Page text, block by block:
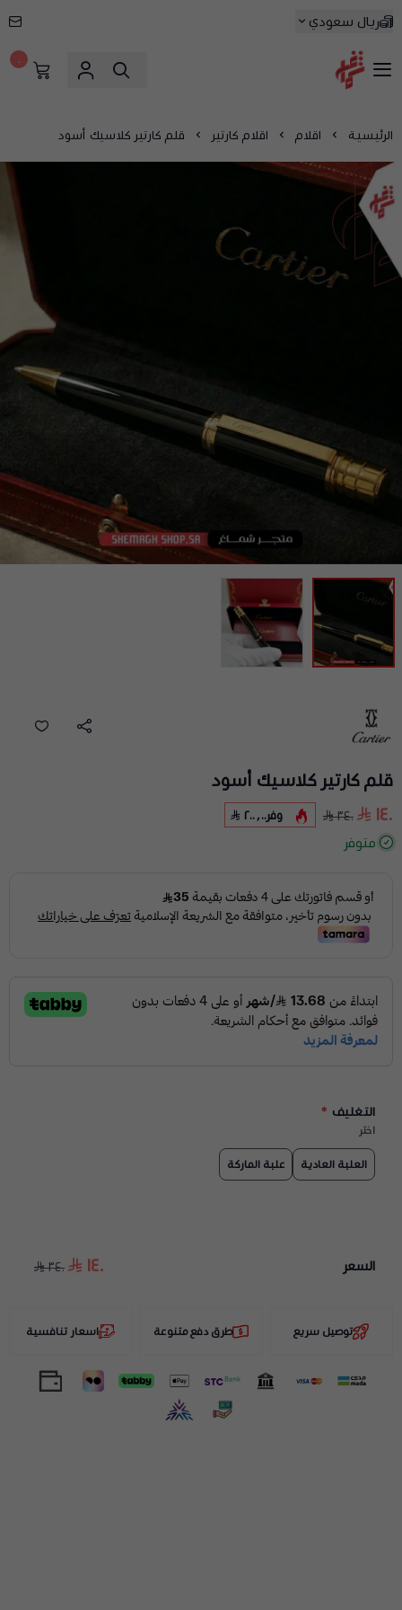
ريال سعودي
شماغ شوب | أفضل متجر شماغ في السعودية
الرئيسية اقلام اقلام كارتير قلم كارتير كلاسيك أسود
قلم كارتير كلاسيك أسود
١٤٠
٣٤٠ وفر ٢٠٠٫٠٠
متوفر
التغليف *
اختر
العلبة العادية علبة الماركة
السعر ١٤٠ ٣٤٠
توصيل سريع طرق دفع متنوعة اسعار تنافسية